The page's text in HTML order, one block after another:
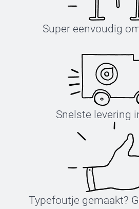
Super eenvoudig
Snelste levering
Typefoutje gemaakt?